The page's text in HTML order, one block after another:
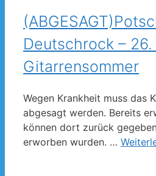
Deutschrock –
Gitarrensommer
Wegen Krankheit muss das
abgesagt werden. Bereits
können dort zurück
erworben wurden. …